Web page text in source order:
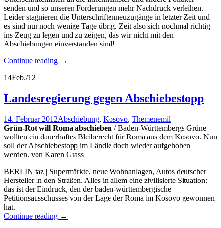
senden und so unseren Forderungen mehr Nachdruck verleihen.
Leider stagnieren die Unterschriftenneuzugänge in letzter Zeit und
es sind nur noch wenige Tage übrig. Zeit also sich nochmal richtig
ins Zeug zu legen und zu zeigen, das wir nicht mit den
Abschiebungen einverstanden sind!
Continue reading →
14Feb./12
Landesregierung gegen Abschiebestopp
14. Februar 2012Abschiebung, Kosovo, Themenemil
Grün-Rot will Roma abschieben / Baden-Württembergs Grüne
wollten ein dauerhaftes Bleiberecht für Roma aus dem Kosovo. Nun
soll der Abschiebestopp im Ländle doch wieder aufgehoben
werden. von Karen Grass
BERLIN taz | Supermärkte, neue Wohnanlagen, Autos deutscher
Hersteller in den Straßen. Alles in allem eine zivilisierte Situation:
das ist der Eindruck, den der baden-württembergische
Petitionsausschusses von der Lage der Roma im Kosovo gewonnen
hat.
Continue reading →